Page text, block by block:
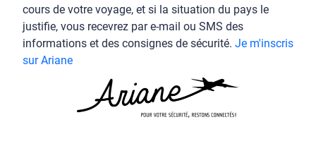
cours de votre voyage, et si la situation du pays le
justifie, vous recevrez par e-mail ou SMS des
informations et des consignes de sécurité. Je m'inscris
sur Ariane